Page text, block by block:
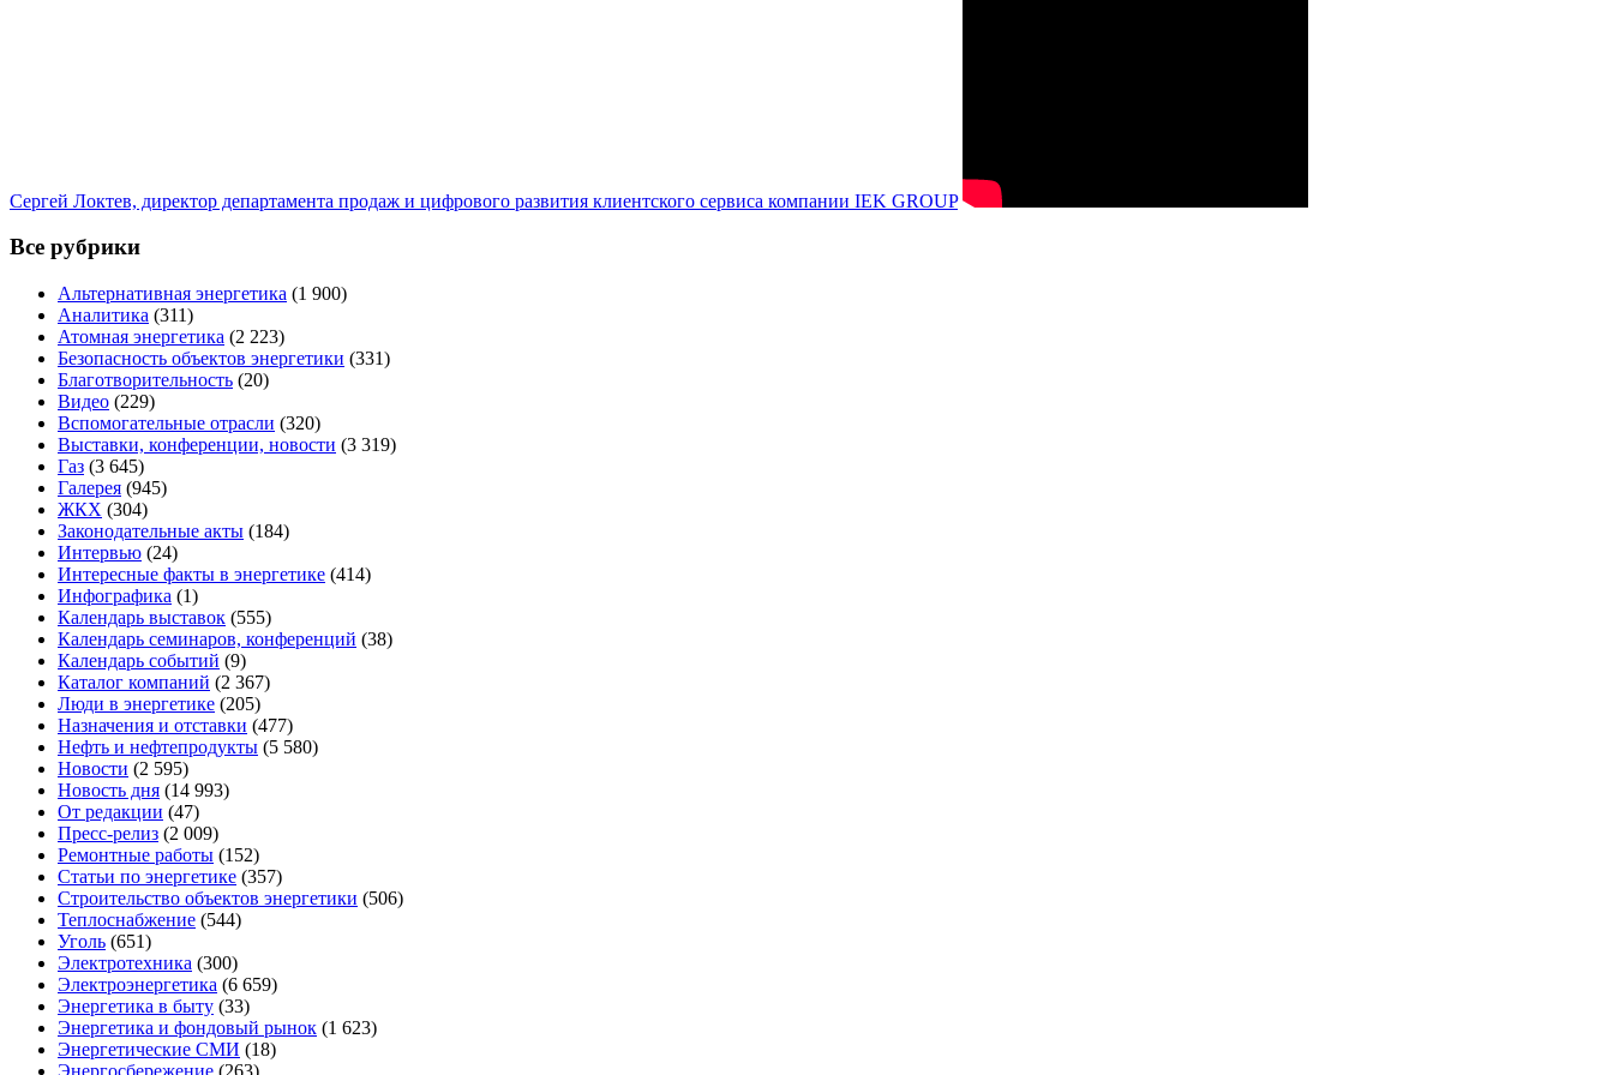
Сергей Локтев, директор департамента продаж и цифрового развития клиентского сервиса компании IEK GROUP
Все рубрики
Альтернативная энергетика (1 900)
Аналитика (311)
Атомная энергетика (2 223)
Безопасность объектов энергетики (331)
Благотворительность (20)
Видео (229)
Вспомогательные отрасли (320)
Выставки, конференции, новости (3 319)
Газ (3 645)
Галерея (945)
ЖКХ (304)
Законодательные акты (184)
Интервью (24)
Интересные факты в энергетике (414)
Инфографика (1)
Календарь выставок (555)
Календарь семинаров, конференций (38)
Календарь событий (9)
Каталог компаний (2 367)
Люди в энергетике (205)
Назначения и отставки (477)
Нефть и нефтепродукты (5 580)
Новости (2 595)
Новость дня (14 993)
От редакции (47)
Пресс-релиз (2 009)
Ремонтные работы (152)
Статьи по энергетике (357)
Строительство объектов энергетики (506)
Теплоснабжение (544)
Уголь (651)
Электротехника (300)
Электроэнергетика (6 659)
Энергетика в быту (33)
Энергетика и фондовый рынок (1 623)
Энергетические СМИ (18)